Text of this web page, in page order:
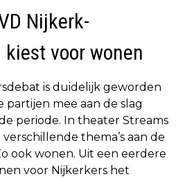
Nijkerk-
kiest voor wonen
is duidelijk geworden
partijen mee aan de slag
periode. In theater Streams
thema’s aan de
ook wonen. Uit een eerdere
voor Nijkerkers het